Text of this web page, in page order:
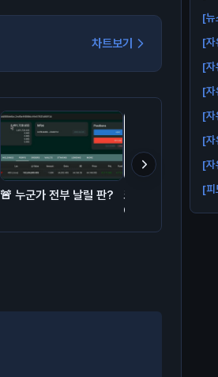
차트보기
🚨 누군가 전부 날릴 판?
크립토 판 들어온
이게 시장에서 줍줍
은 돈이고 에어드랍
[뉴
[자
[자
[자
[자
[자
[자
[피